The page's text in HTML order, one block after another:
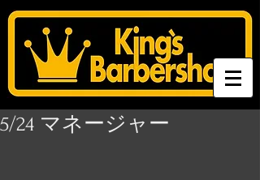
5/24 マネージャー